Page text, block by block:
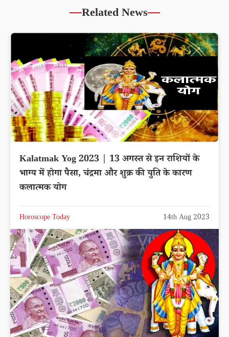
Related News
Kalatmak Yog 2023 | 13 अगस्त से इन राशियों के
भाग्य में होगा पैसा, चंद्रमा और शुक्र की युति के कारण
कलात्मक योग
Horoscope Today 14th Aug 2023